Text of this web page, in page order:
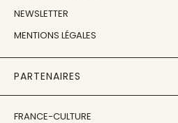
NEWSLETTER
MENTIONS LÉGALES
PARTENAIRES
FRANCE-CULTURE